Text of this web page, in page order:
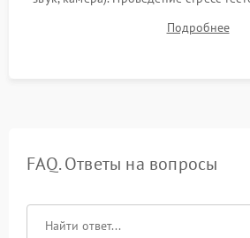
для контроля температурного
системы под пиковой
Подробнее
FAQ. Ответы на вопросы